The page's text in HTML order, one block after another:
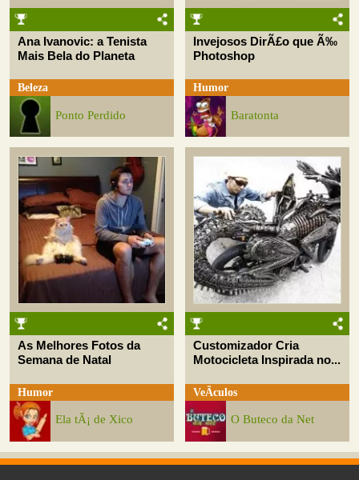
Ana Ivanovic: a Tenista
Mais Bela do Planeta
Beleza
Ponto Perdido
Invejosos DirÃ£o que Ã‰
Photoshop
Humor
Baratonta
As Melhores Fotos da
Semana de Natal
Humor
Ela tÃ¡ de Xico
Customizador Cria
Motocicleta Inspirada no...
VeÃ­culos
O Buteco da Net